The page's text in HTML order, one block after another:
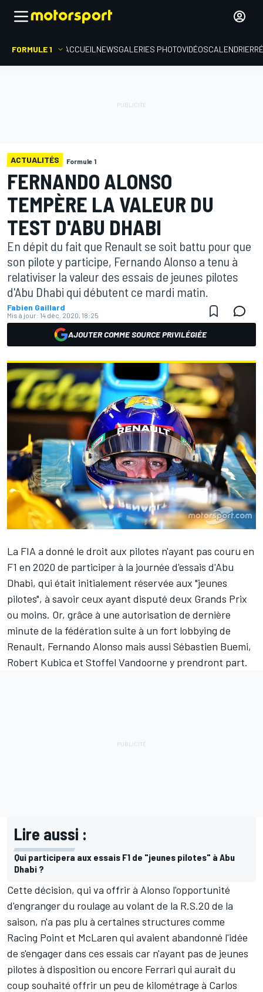
FORMULE 1 ACCUEIL NEWSGALERIES PHOTOVIDÉOSCALENDRIER
ACTUALITÉS Formule 1
FERNANDO ALONSO
TEMPÈRE LA VALEUR DU
TEST D'ABU DHABI
En dépit du fait que Renault se soit battu pour que
son pilote y participe, Fernando Alonso a tenu à
relativiser la valeur des essais de jeunes pilotes
d'Abu Dhabi qui débutent ce mardi matin.
Fabien Gaillard
Mis à jour: 14 déc. 2020, 18:25
AJOUTER COMME SOURCE PRIVILÉGIÉE
La FIA a donné le droit aux pilotes n'ayant pas couru en
F1 en 2020 de participer à la journée d'essais d'Abu
Dhabi, qui était initialement réservée aux "jeunes
pilotes", à savoir ceux ayant disputé deux Grands Prix
ou moins. Or, grâce à une autorisation de dernière
minute de la fédération suite à un fort lobbying de
Renault, Fernando Alonso mais aussi Sébastien Buemi,
Robert Kubica et Stoffel Vandoorne y prendront part.
Lire aussi :
Qui participera aux essais F1 de "jeunes pilotes" à Abu
Dhabi ?
Cette décision, qui va offrir à Alonso l'opportunité
d'engranger du roulage au volant de la R.S.20 de la
saison, n'a pas plu à certaines structures comme
Racing Point et McLaren qui avaient abandonné l'idée
de s'engager dans ces essais car n'ayant pas de jeunes
pilotes à disposition ou encore Ferrari qui aurait du
coup souhaité offrir un peu de kilométrage à Carlos